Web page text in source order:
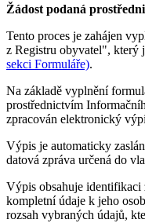
Žádost podaná
Tento proces je zahájen
z Registru obyvatel", který
sekci Formuláře).
Na základě vyplnění
prostřednictvím
zpracován elektronický
Výpis je automaticky
datová zpráva určená do
Výpis obsahuje identifikaci
kompletní údaje k jeho
rozsah vybraných údajů,